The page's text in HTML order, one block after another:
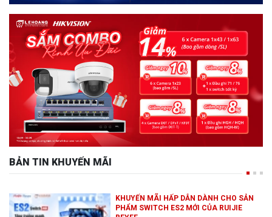
BẢN TIN KHUYẾN MÃI
PHẨM SWITCH ES2 MỚI CỦA RUIJIE
REYEE